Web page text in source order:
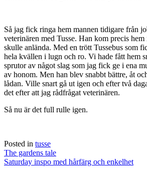
Så jag fick ringa hem mannen tidigare från
veterinären med Tusse. Han kom precis hem
skulle anlända. Med en trött Tussebus som
hela kvällen i lugn och ro. Vi hade fått hem
sprutor av något slag som jag fick ge i ena
av honom. Men han blev snabbt bättre, åt
lådan. Ville snart gå ut igen och efter två
det efter att jag rådfrågat veterinären.
Så nu är det full rulle igen.
Posted in tusse
Post
navigation
The gardens tale
Saturday inspo med hårfärg och enkelhet